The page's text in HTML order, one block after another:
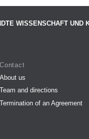
WISSENSCHAFT UND
Contact
About us
Team and directions
Termination of an Agreement